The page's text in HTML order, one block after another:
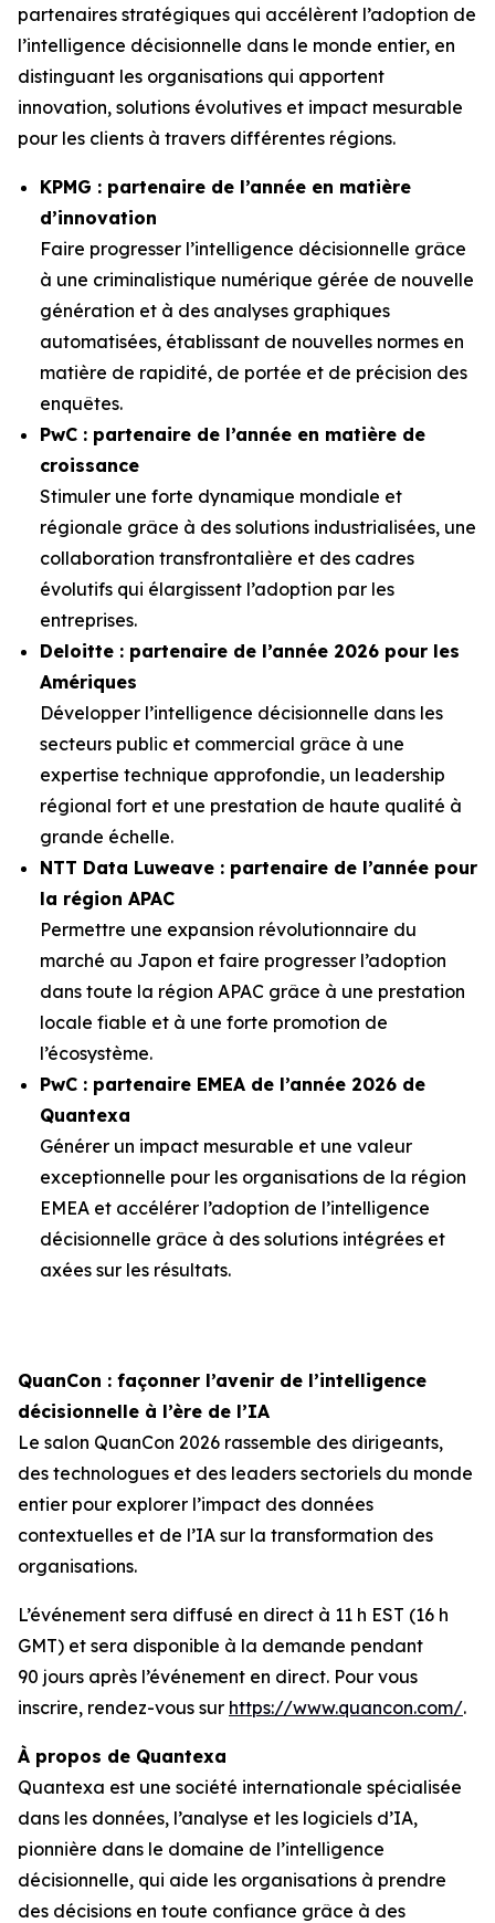
partenaires stratégiques qui accélèrent l’adoption de
l’intelligence décisionnelle dans le monde entier, en
distinguant les organisations qui apportent
innovation, solutions évolutives et impact mesurable
pour les clients à travers différentes régions.
KPMG : partenaire de l’année en matière
d’innovation
Faire progresser l’intelligence décisionnelle grâce
à une criminalistique numérique gérée de nouvelle
génération et à des analyses graphiques
automatisées, établissant de nouvelles normes en
matière de rapidité, de portée et de précision des
enquêtes.
PwC : partenaire de l’année en matière de
croissance
Stimuler une forte dynamique mondiale et
régionale grâce à des solutions industrialisées, une
collaboration transfrontalière et des cadres
évolutifs qui élargissent l’adoption par les
entreprises.
Deloitte : partenaire de l’année 2026 pour les
Amériques
Développer l’intelligence décisionnelle dans les
secteurs public et commercial grâce à une
expertise technique approfondie, un leadership
régional fort et une prestation de haute qualité à
grande échelle.
NTT Data Luweave : partenaire de l’année pour
la région APAC
Permettre une expansion révolutionnaire du
marché au Japon et faire progresser l’adoption
dans toute la région APAC grâce à une prestation
locale fiable et à une forte promotion de
l’écosystème.
PwC : partenaire EMEA de l’année 2026 de
Quantexa
Générer un impact mesurable et une valeur
exceptionnelle pour les organisations de la région
EMEA et accélérer l’adoption de l’intelligence
décisionnelle grâce à des solutions intégrées et
axées sur les résultats.
QuanCon : façonner l’avenir de l’intelligence
décisionnelle à l’ère de l’IA
Le salon QuanCon 2026 rassemble des dirigeants,
des technologues et des leaders sectoriels du monde
entier pour explorer l’impact des données
contextuelles et de l’IA sur la transformation des
organisations.
L’événement sera diffusé en direct à 11 h EST (16 h
GMT) et sera disponible à la demande pendant
90 jours après l’événement en direct. Pour vous
inscrire, rendez-vous sur https://www.quancon.com/.
À propos de Quantexa
Quantexa est une société internationale spécialisée
dans les données, l’analyse et les logiciels d’IA,
pionnière dans le domaine de l’intelligence
décisionnelle, qui aide les organisations à prendre
des décisions en toute confiance grâce à des